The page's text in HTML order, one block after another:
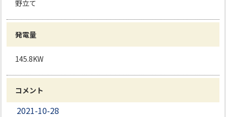
野立て
発電量
145.8KW
コメント
2021-10-28